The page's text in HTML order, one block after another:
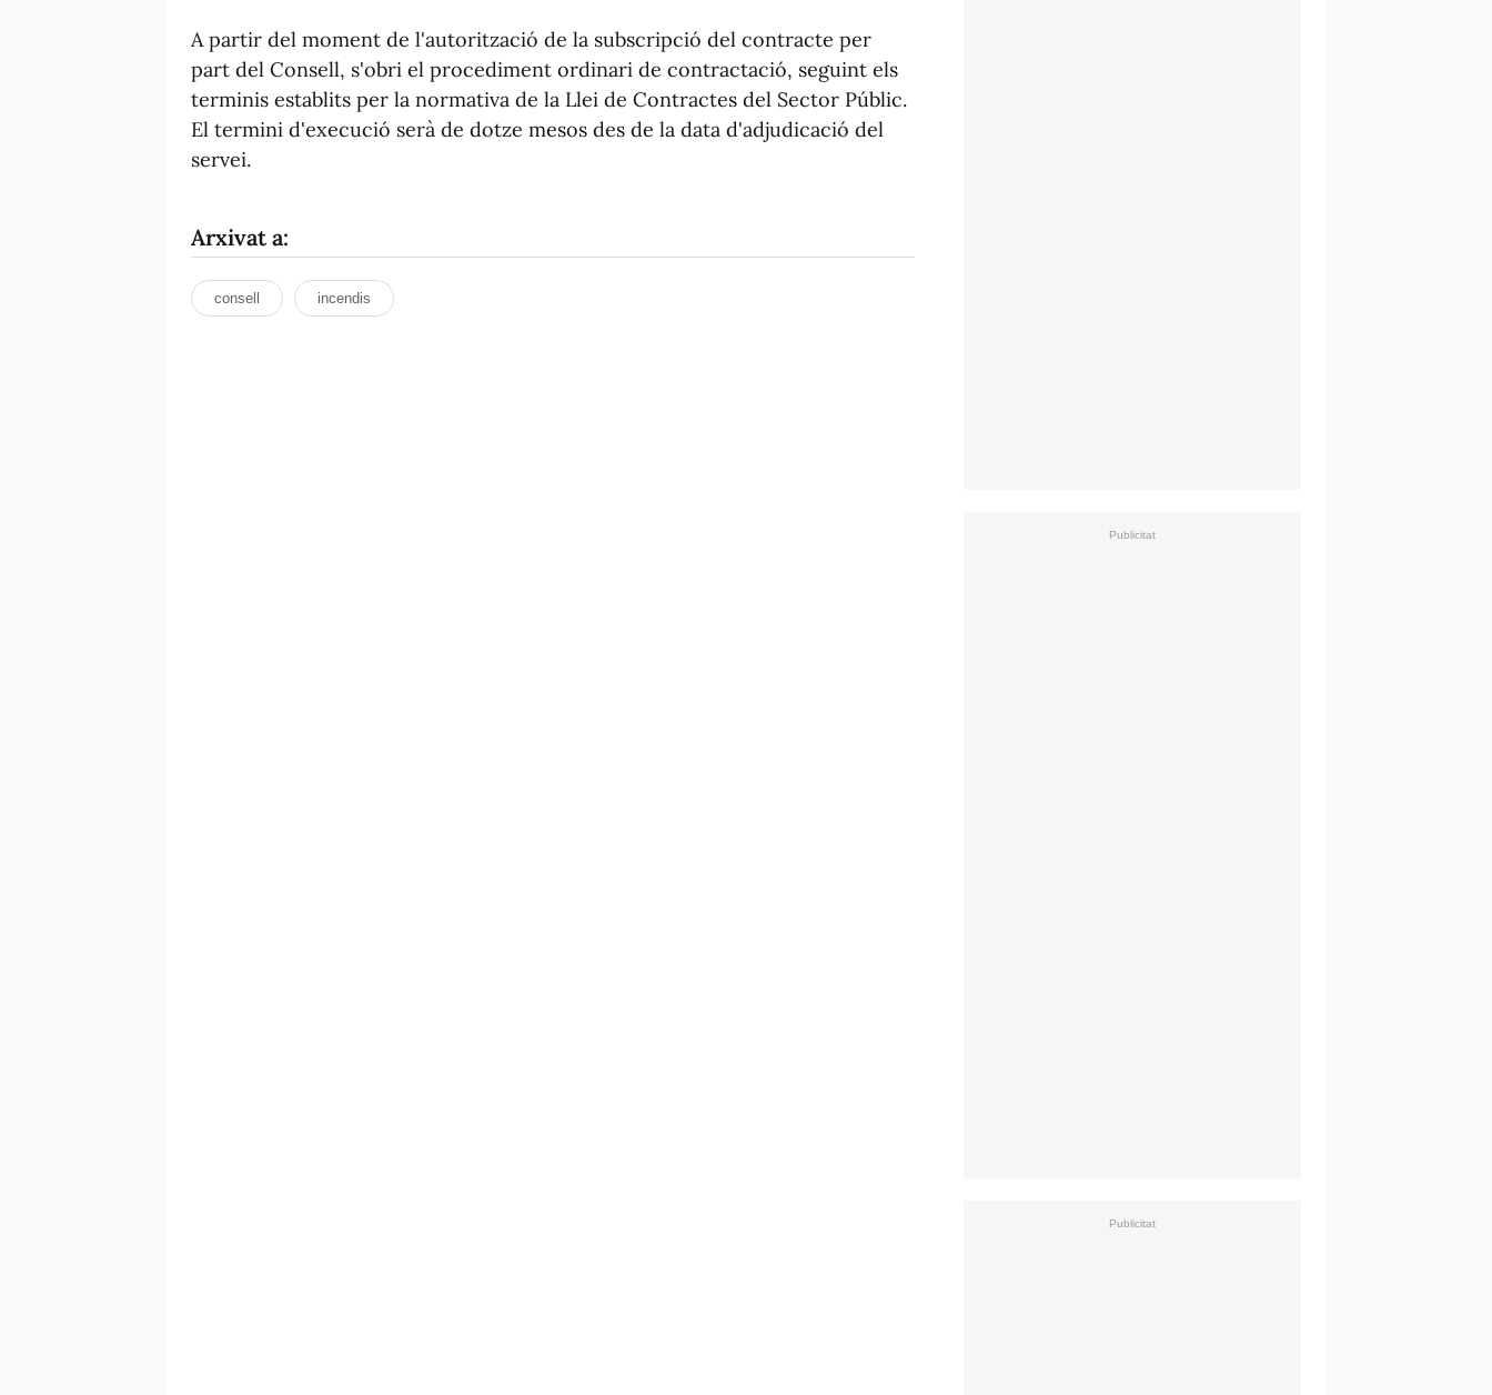
A partir del moment de l'autorització de la subscripció del contracte per
part del Consell, s'obri el procediment ordinari de contractació, seguint els
terminis establits per la normativa de la Llei de Contractes del Sector Públic.
El termini d'execució serà de dotze mesos des de la data d'adjudicació del
servei.
Arxivat a:
consell incendis